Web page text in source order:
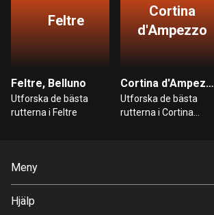
15 rutter
Belgien
4935 rutter
Feltre
Feltre, Belluno
Utforska de bästa
rutterna i Feltre
Cortina
d'Ampezzo
Cortina d'Ampezzo, Belluno
Utforska de bästa
rutterna i Cortina
Meny
Hem
Premium
Hjälp